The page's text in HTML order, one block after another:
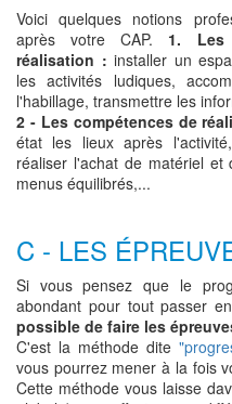
Voici quelques notions
après votre CAP. 1. Les
réalisation : installer un
les activités ludiques,
l'habillage, transmettre les
2 - Les compétences de
état les lieux après
réaliser l'achat de matériel
menus équilibrés,...
C - LES
Si vous pensez que le
abondant pour tout passer
possible de faire les
C'est la méthode dite
vous pourrez mener à la fois
Cette méthode vous laisse